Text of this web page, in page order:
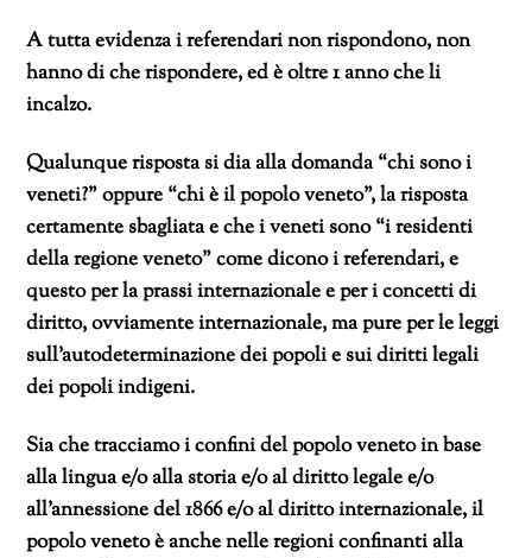
A tutta evidenza i referendari non rispondono, non
hanno di che rispondere, ed è oltre 1 anno che li
incalzo.
Qualunque risposta si dia alla domanda “chi sono i
veneti?” oppure “chi è il popolo veneto”, la risposta
certamente sbagliata e che i veneti sono “i residenti
della regione veneto” come dicono i referendari, e
questo per la prassi internazionale e per i concetti di
diritto, ovviamente internazionale, ma pure per le leggi
sull’autodeterminazione dei popoli e sui diritti legali
dei popoli indigeni.
Sia che tracciamo i confini del popolo veneto in base
alla lingua e/o alla storia e/o al diritto legale e/o
all’annessione del 1866 e/o al diritto internazionale, il
popolo veneto è anche nelle regioni confinanti alla